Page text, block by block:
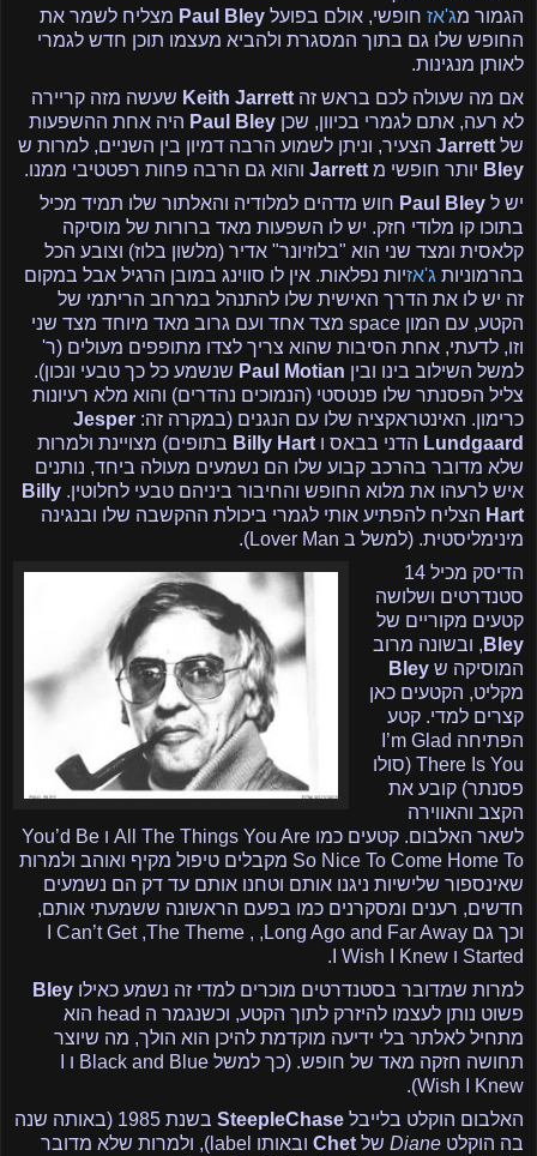
הגמור מג'אז חופשי, אולם בפועל Paul Bley מצליח לשמר את
החופש שלו גם בתוך המסגרת ולהביא מעצמו תוכן חדש לגמרי
לאותן מנגינות.
אם מה שעולה לכם בראש זה Keith Jarrett שעשה מזה קריירה
לא רעה, אתם לגמרי בכיוון, שכן Paul Bley היה אחת ההשפעות
של Jarrett הצעיר, וניתן לשמוע הרבה דמיון בין השניים, למרות ש
Bley יותר חופשי מ Jarrett והוא גם הרבה פחות רפטטיבי ממנו.
יש ל Paul Bley חוש מדהים למלודיה והאלתור שלו תמיד מכיל
בתוכו קו מלודי חזק. יש לו השפעות מאד ברורות של מוסיקה
קלאסית ומצד שני הוא "בלוזיונר" אדיר (מלשון בלוז) וצובע הכל
בהרמוניות ג'אזיות נפלאות. אין לו סווינג במובן הרגיל אבל במקום
זה יש לו את הדרך האישית שלו להתנהל במרחב הריתמי של
הקטע, עם המון space מצד אחד ועם גרוב מאד מיוחד מצד שני
וזו, לדעתי, אחת הסיבות שהוא צריך לצדו מתופפים מעולים (ר'
למשל השילוב בינו ובין Paul Motian שנשמע כל כך טבעי ונכון).
צליל הפסנתר שלו פנטסטי (הנמוכים נהדרים) והוא מלא רעיונות
כרימון. האינטראקציה שלו עם הנגנים (במקרה זה: Jesper
Lundgaard הדני בבאס ו Billy Hart בתופים) מצויינת ולמרות
שלא מדובר בהרכב קבוע שלו הם נשמעים מעולה ביחד, נותנים
איש לרעהו את מלוא החופש והחיבור ביניהם טבעי לחלוטין. Billy
Hart הצליח להפתיע אותי לגמרי ביכולת ההקשבה שלו ובנגינה
מינימליסטית. (למשל ב Lover Man
).
הדיסק מכיל 14
סטנדרטים ושלושה
קטעים מקוריים של
Bley , ובשונה מרוב
המוסיקה ש Bley
מקליט, הקטעים כאן
קצרים למדי. קטע
הפתיחה I’m Glad
There Is You (סולו
פסנתר) קובע את
הקצב והאווירה
לשאר האלבום. קטעים כמו All The Things You Are ו You’d Be
So Nice To Come Home To מקבלים טיפול מקיף ואוהב ולמרות
שאינספור שלישיות ניגנו אותם וטחנו אותם עד דק הם נשמעים
חדשים, רענים ומסקרנים כמו בפעם הראשונה ששמעתי אותם,
וכך גם Long Ago and Far Away
, ,
The Theme
,
I Can’t Get
Started ו I Wish I Knew
.
למרות שמדובר בסטנדרטים מוכרים למדי זה נשמע כאילו Bley
פשוט נותן לעצמו להיזרק לתוך הקטע, וכשנגמר ה head הוא
מתחיל לאלתר בלי ידיעה מוקדמת להיכן הוא הולך, מה שיוצר
תחושה חזקה מאד של חופש. (כך למשל Black and Blue ו
Wish I Knew
).
האלבום הוקלט בלייבל SteepleChase
בשנת 1985 (באותה שנה
בה הוקלט Diane של Chet ובאותו label ), ולמרות שלא מדובר